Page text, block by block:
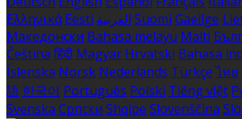
Ελληνικά Eesti العربية Suomi Gaeilge
Македонски Bahasa melayu Malti
Čeština हिंदी Magyar Hrvatski Bahasa
Íslenska Norsk Nederlands Türkçe ไทย
語 한국어 Português Polski Tiếng việt
Svenska Српски Shqipe Slovenščina